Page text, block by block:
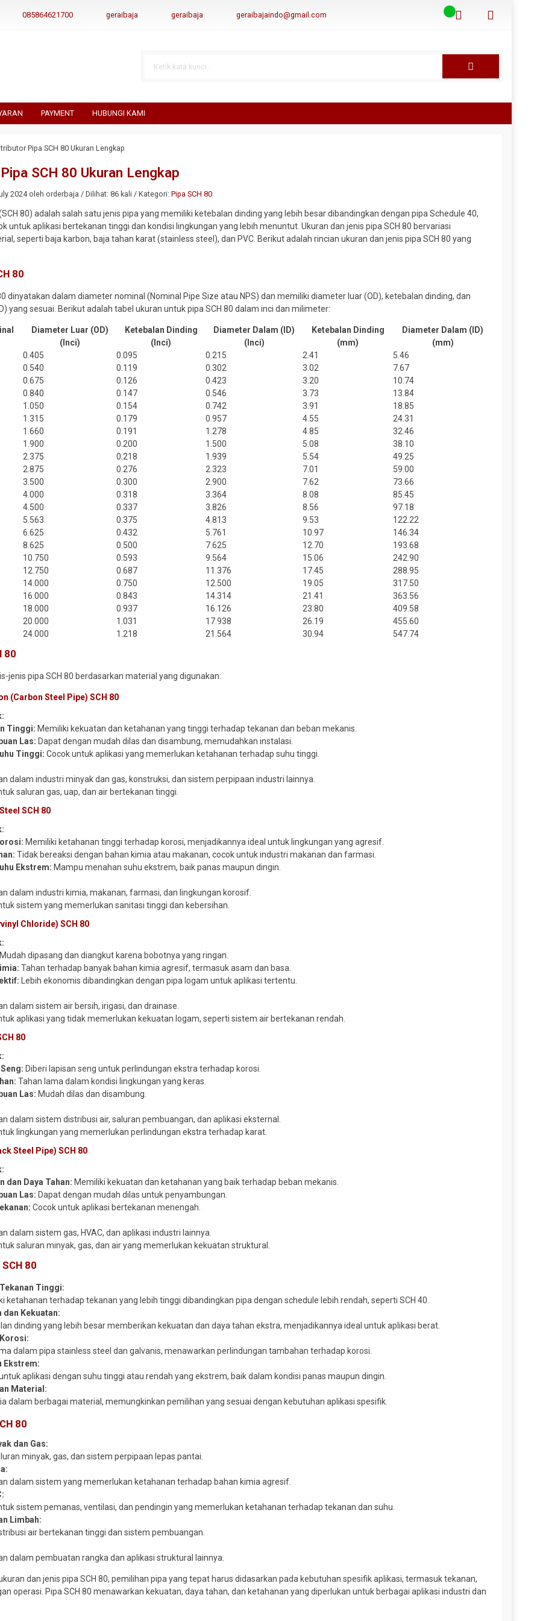
085864621700 geraibaja geraibaja geraibajaindo@gmail.com
PAYMENT HUBUNGI KAMI
Pipa SCH 80 Ukuran Lengkap
SCH 80 Ukuran Lengkap
2024 oleh orderbaja / Dilihat: 86 kali / Kategori:Pipa SCH 80
80) adalah salah satu jenis pipa yang memiliki ketebalan dinding yang lebih besar dibandingkan dengan pipa Schedule 40,
untuk aplikasi bertekanan tinggi dan kondisi lingkungan yang lebih menuntut. Ukuran dan jenis pipa SCH 80 bervariasi
seperti baja karbon, baja tahan karat (stainless steel), dan PVC. Berikut adalah rincian ukuran dan jenis pipa SCH 80 yang
80
dinyatakan dalam diameter nominal (Nominal Pipe Size atau NPS) dan memiliki diameter luar (OD), ketebalan dinding, dan
yang sesuai. Berikut adalah tabel ukuran untuk pipa SCH 80 dalam inci dan milimeter:
Diameter Luar (OD)
(Inci)
Ketebalan Dinding
(Inci)
Diameter Dalam (ID)
(Inci)
Ketebalan Dinding
(mm)
Diameter Dalam (ID)
(mm)
0.405 0.095 0.215 2.41
5.46
0.540 0.119 0.302 3.02
7.67
0.675 0.126 0.423 3.20
10.74
0.840 0.147 0.546 3.73
13.84
1.050 0.154 0.742 3.91
18.85
1.315 0.179 0.957 4.55
24.31
1.660 0.191 1.278 4.85
32.46
1.900 0.200 1.500 5.08
38.10
2.375 0.218 1.939 5.54
49.25
2.875 0.276 2.323 7.01
59.00
3.500 0.300 2.900 7.62
73.66
4.000 0.318 3.364 8.08
85.45
4.500 0.337 3.826 8.56
97.18
5.563 0.375 4.813 9.53
122.22
6.625 0.432 5.761 10.97
146.34
8.625 0.500 7.625 12.70
193.68
10.750 0.593 9.564 15.06
242.90
12.750 0.687 11.376 17.45
288.95
14.000 0.750 12.500 19.05
317.50
16.000 0.843 14.314 21.41
363.56
18.000 0.937 16.126 23.80
409.58
20.000 1.031 17.938 26.19
455.60
24.000 1.218 21.564 30.94 547.74
80
jenis pipa SCH 80 berdasarkan material yang digunakan:
(Carbon Steel Pipe) SCH 80
Tinggi: Memiliki kekuatan dan ketahanan yang tinggi terhadap tekanan dan beban mekanis.
Las: Dapat dengan mudah dilas dan disambung, memudahkan instalasi.
Tinggi: Cocok untuk aplikasi yang memerlukan ketahanan terhadap suhu tinggi.
dalam industri minyak dan gas, konstruksi, dan sistem perpipaan industri lainnya.
saluran gas, uap, dan air bertekanan tinggi.
SCH 80
Memiliki ketahanan tinggi terhadap korosi, menjadikannya ideal untuk lingkungan yang agresif.
Tidak bereaksi dengan bahan kimia atau makanan, cocok untuk industri makanan dan farmasi.
Ekstrem: Mampu menahan suhu ekstrem, baik panas maupun dingin.
dalam industri kimia, makanan, farmasi, dan lingkungan korosif.
sistem yang memerlukan sanitasi tinggi dan kebersihan.
Chloride) SCH 80
Mudah dipasang dan diangkut karena bobotnya yang ringan.
Tahan terhadap banyak bahan kimia agresif, termasuk asam dan basa.
Lebih ekonomis dibandingkan dengan pipa logam untuk aplikasi tertentu.
dalam sistem air bersih, irigasi, dan drainase.
aplikasi yang tidak memerlukan kekuatan logam, seperti sistem air bertekanan rendah.
80
Diberi lapisan seng untuk perlindungan ekstra terhadap korosi.
Tahan lama dalam kondisi lingkungan yang keras.
Las: Mudah dilas dan disambung.
dalam sistem distribusi air, saluran pembuangan, dan aplikasi eksternal.
lingkungan yang memerlukan perlindungan ekstra terhadap karat.
Steel Pipe) SCH 80
dan Daya Tahan: Memiliki kekuatan dan ketahanan yang baik terhadap beban mekanis.
Las: Dapat dengan mudah dilas untuk penyambungan.
Cocok untuk aplikasi bertekanan menengah.
dalam sistem gas, HVAC, dan aplikasi industri lainnya.
saluran minyak, gas, dan air yang memerlukan kekuatan struktural.
80
Tinggi:
ketahanan terhadap tekanan yang lebih tinggi dibandingkan pipa dengan schedule lebih rendah, seperti SCH 40.
dan Kekuatan:
dinding yang lebih besar memberikan kekuatan dan daya tahan ekstra, menjadikannya ideal untuk aplikasi berat.
dalam pipa stainless steel dan galvanis, menawarkan perlindungan tambahan terhadap korosi.
Ekstrem:
aplikasi dengan suhu tinggi atau rendah yang ekstrem, baik dalam kondisi panas maupun dingin.
Material:
dalam berbagai material, memungkinkan pemilihan yang sesuai dengan kebutuhan aplikasi spesifik.
80
dan Gas:
minyak, gas, dan sistem perpipaan lepas pantai.
dalam sistem yang memerlukan ketahanan terhadap bahan kimia agresif.
sistem pemanas, ventilasi, dan pendingin yang memerlukan ketahanan terhadap tekanan dan suhu.
Limbah:
air bertekanan tinggi dan sistem pembuangan.
dalam pembuatan rangka dan aplikasi struktural lainnya.
dan jenis pipa SCH 80, pemilihan pipa yang tepat harus didasarkan pada kebutuhan spesifik aplikasi, termasuk tekanan,
operasi. Pipa SCH 80 menawarkan kekuatan, daya tahan, dan ketahanan yang diperlukan untuk berbagai aplikasi industri dan